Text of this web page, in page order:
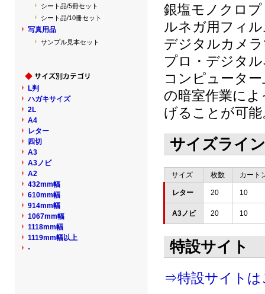
銀塩モノクロ
ルネガ用フィ
デジタルカメ
プロ・デジタ
コンピュータ
の暗室作業に
げることが可能
サイズライ
サイズ 枚数 カート
レター 20 10
A3ノビ 20 10
特設サイト
⇒特設サイトは
シート品/5冊セット
シート品/10冊セット
写真用品
サンプル見本セット
L判
ハガキサイズ
2L
A4
レター
四切
A3
A3ノビ
A2
432mm幅
610mm幅
914mm幅
1067mm幅
1118mm幅
1119mm幅以上
-